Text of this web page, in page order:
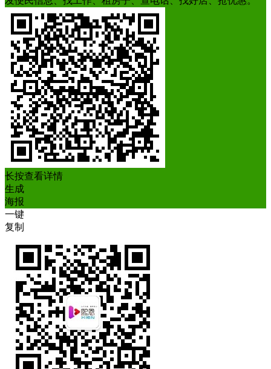
长按查看详情
生成
海报
一键
复制